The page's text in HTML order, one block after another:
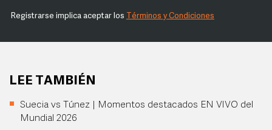
Registrarse implica aceptar los Términos y Condiciones
LEE TAMBIÉN
Suecia vs Túnez | Momentos destacados EN VIVO del
Mundial 2026